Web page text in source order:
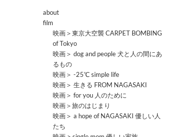
about
film
映画＞東京大空襲 CARPET BOMBING
of Tokyo
映画＞ dog and people 犬と人の間にあ
るもの
映画＞ -25℃ simple life
映画＞ 生きる FROM NAGASAKI
映画＞ for you 人のために
映画＞旅のはじまり
映画＞ a hope of NAGASAKI 優しい人
たち